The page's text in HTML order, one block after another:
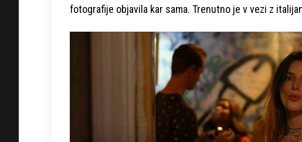
fotografije objavila kar sama. Trenutno je v vezi z